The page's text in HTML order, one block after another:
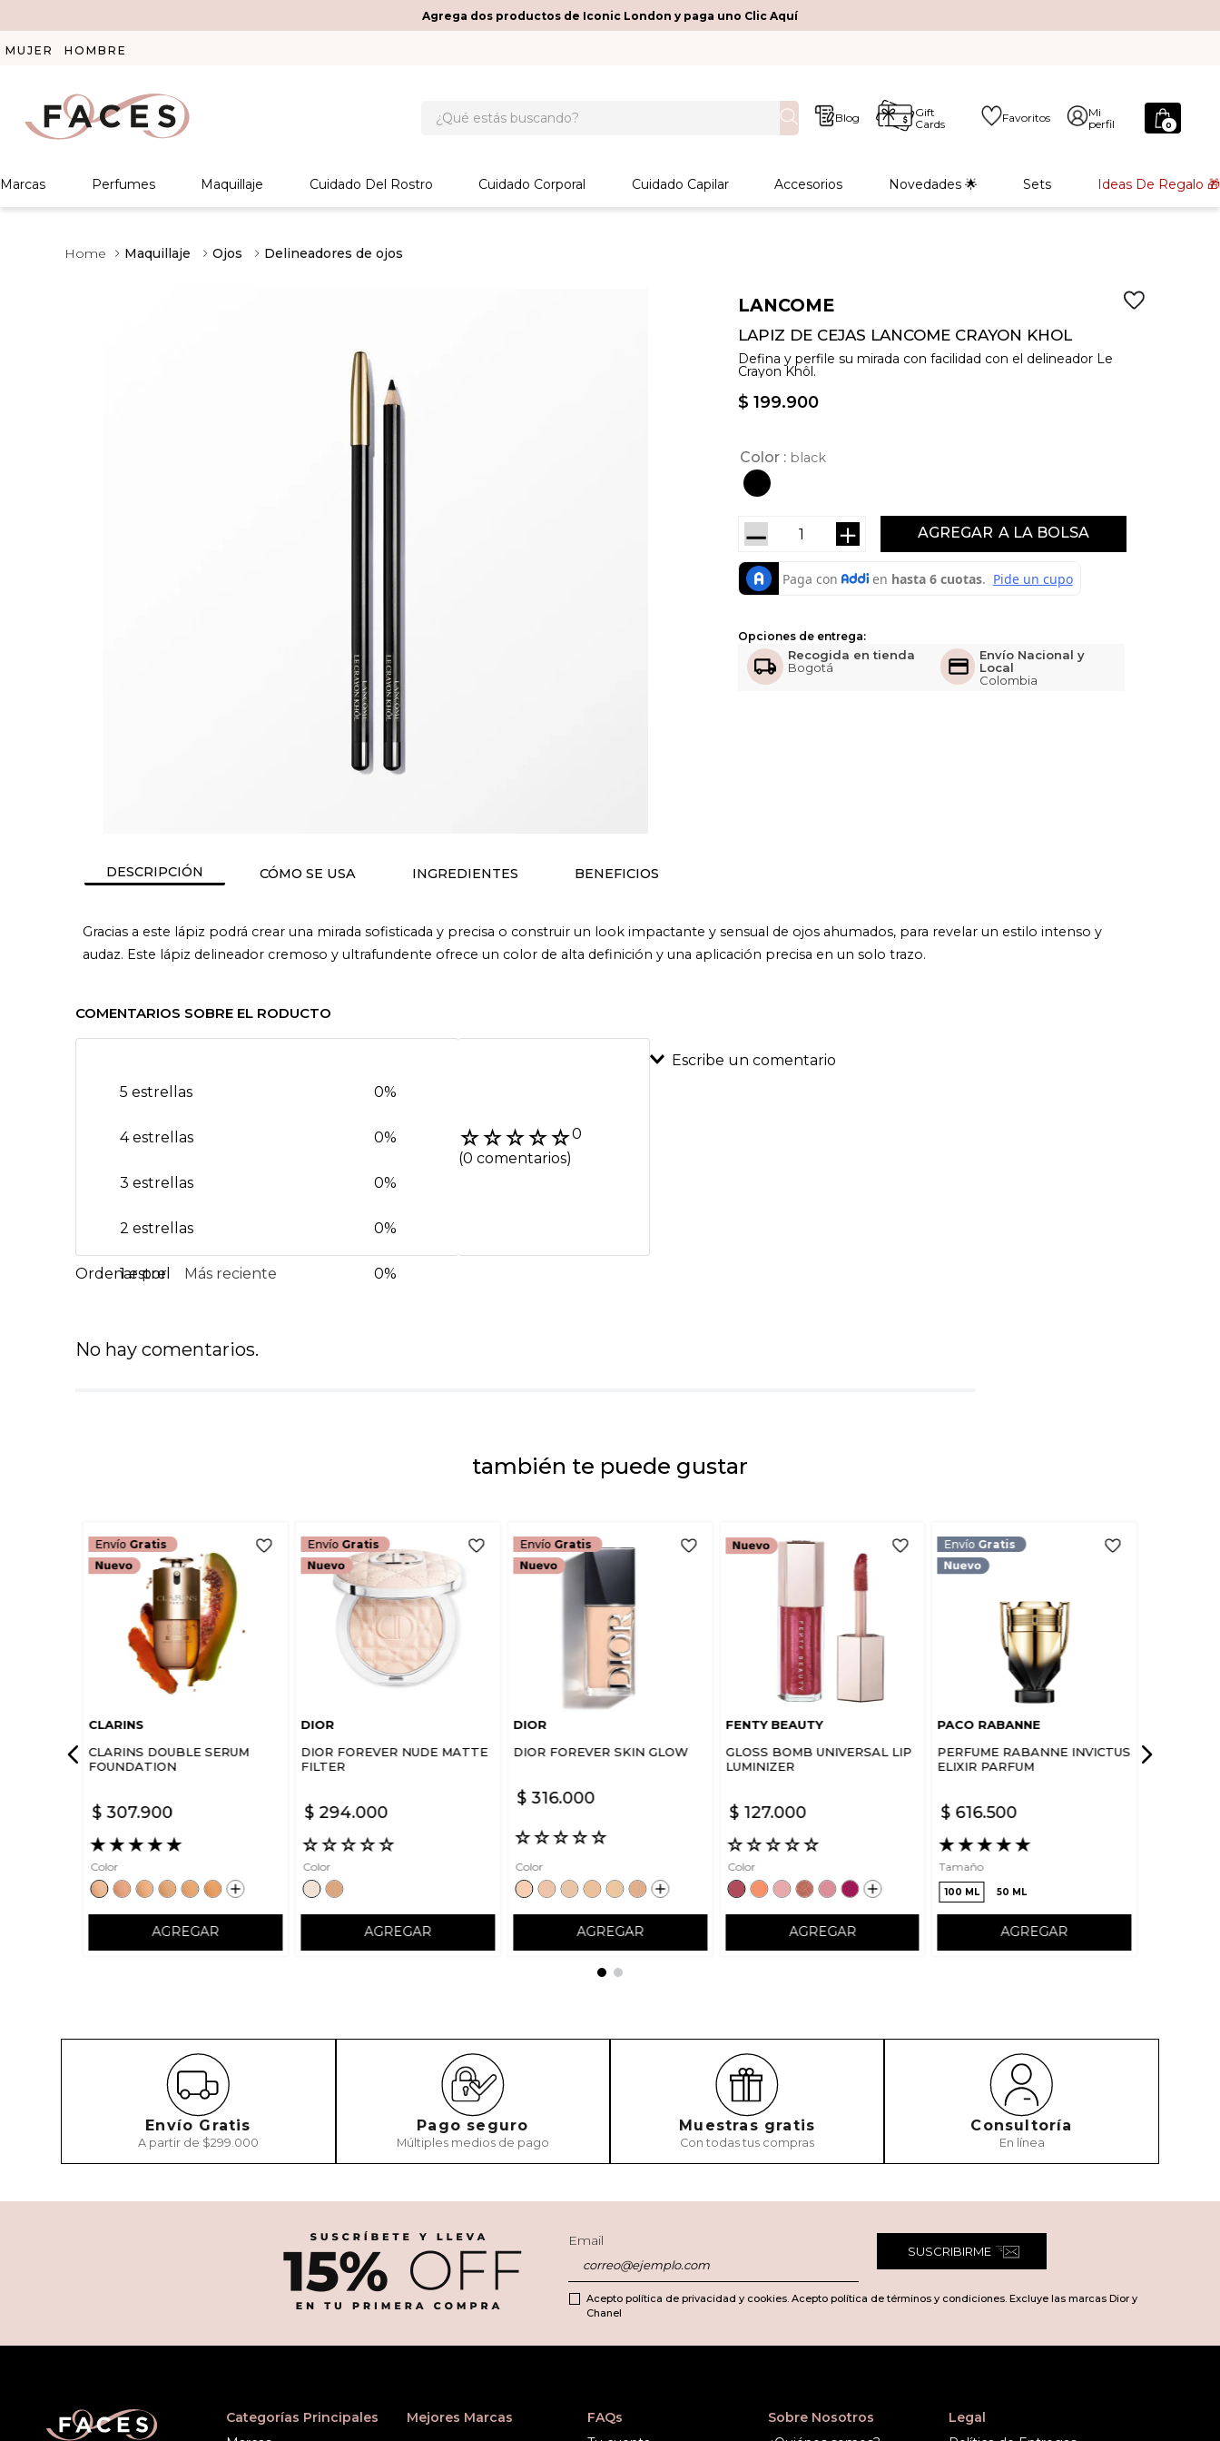
Agrega dos productos de Iconic London y paga uno Clic Aquí
MUJER HOMBRE
Blog
Gift
Cards
Favoritos
Mi
perfil
0
Marcas Perfumes Maquillaje Cuidado Del Rostro Cuidado Corporal Cuidado Capilar Accesorios Novedades 🌟 Sets Ideas De Regalo 🎁
Maquillaje Ojos Delineadores de ojos
LANCOME
LAPIZ DE CEJAS LANCOME CRAYON KHOL
Defina y perfile su mirada con facilidad con el delineador Le
Crayon Khôl.
$ 199.900
Color black
AGREGAR
＋
－
Opciones de entrega:
Recogida en tienda
Bogotá
Envío Nacional y
Local
Colombia
DESCRIPCIÓN CÓMO SE USA INGREDIENTES BENEFICIOS
Gracias a este lápiz podrá crear una mirada sofisticada y precisa o construir un look impactante y sensual de ojos ahumados, para revelar un estilo intenso y
audaz. Este lápiz delineador cremoso y ultrafundente ofrece un color de alta definición y una aplicación precisa en un solo trazo.
COMENTARIOS SOBRE EL RODUCTO
☆☆☆☆☆0
(0 comentarios)
5 estrellas 0%
4 estrellas 0%
3 estrellas 0%
2 estrellas 0%
1 estrella 0%
Escribe un comentario
Más reciente
No hay comentarios.
también te puede gustar
Envío Gratis
CLARINS
CLARINS DOUBLE SERUM
FOUNDATION
$ 307.900
★★★★★
Color
AGREGAR
Envío Gratis
DIOR
DIOR FOREVER NUDE MATTE
FILTER
$ 294.000
☆☆☆☆☆
Color
AGREGAR
Envío Gratis
DIOR
DIOR FOREVER SKIN GLOW
$ 316.000
☆☆☆☆☆
Color
AGREGAR
FENTY BEAUTY
GLOSS BOMB UNIVERSAL LIP
LUMINIZER
$ 127.000
☆☆☆☆☆
Color
AGREGAR
Envío Gratis
PACO RABANNE
PERFUME RABANNE INVICTUS
ELIXIR PARFUM
$ 616.500
★★★★★
Tamaño
100 ML 50 ML
AGREGAR
Envío Gratis
A partir de $299.000
Pago seguro
Múltiples medios de pago
Muestras gratis
Con todas tus compras
Consultoría
En línea
Email
SUSCRIBIRME
Acepto política de privacidad y cookies. Acepto política de términos y condiciones. Excluye las marcas Dior y
Chanel
Categorías Principales
Mejores Marcas
FAQs
Sobre Nosotros
Legal